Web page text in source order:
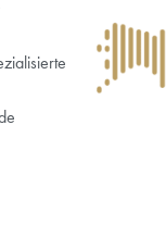
die Türkei für